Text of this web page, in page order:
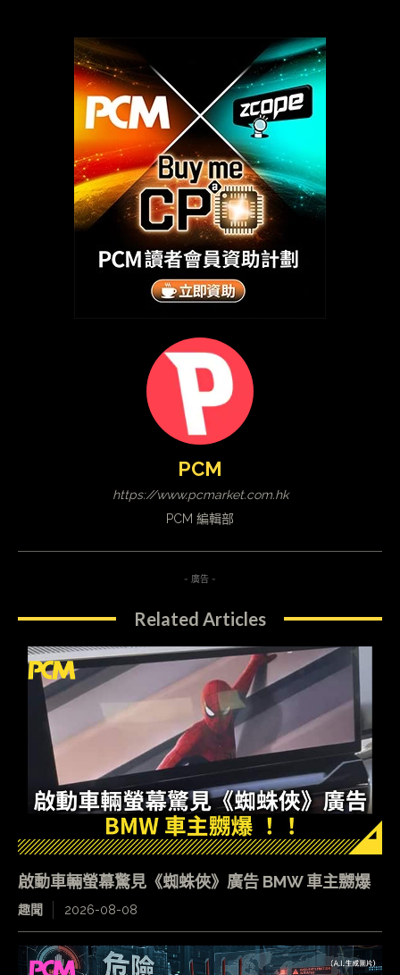
PCM
https://www.pcmarket.com.hk
PCM 編輯部
- 廣告 -
Related Articles
啟動車輛螢幕驚見《蜘蛛俠》廣告 BMW 車主嬲爆
趣聞 2026-08-08